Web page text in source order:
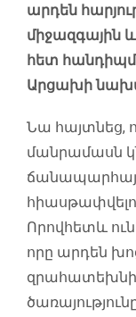
արդեն
միջազգային
հետ
Արցախի
Նա հայտնեց,
մանրամասն
Որովհետև
որը արդեն